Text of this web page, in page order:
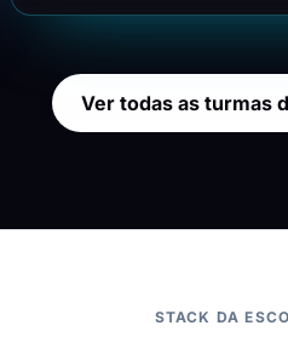
Ver todas as turmas
STACK DA